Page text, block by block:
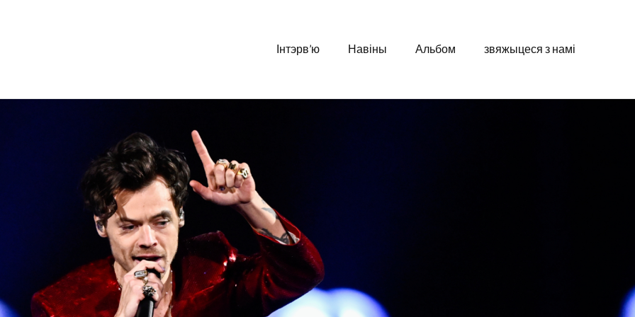
Інтэрв’ю Навіны Альбом звяжыцеся з намі